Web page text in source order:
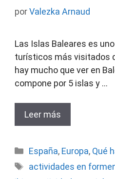
porValezka Arnaud
Las Islas Baleares es
turísticos más visitados
hay mucho que ver en
compone por 5 islas y …
Leer más
Categorías
España, Europa, Qué
Etiquetas
actividades en